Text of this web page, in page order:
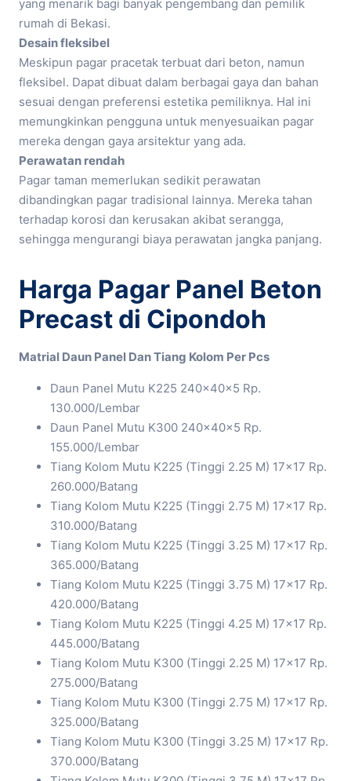
yang menarik bagi banyak pengembang dan pemilik
rumah di Bekasi.
Desain fleksibel
Meskipun pagar pracetak terbuat dari beton, namun
fleksibel. Dapat dibuat dalam berbagai gaya dan bahan
sesuai dengan preferensi estetika pemiliknya. Hal ini
memungkinkan pengguna untuk menyesuaikan pagar
mereka dengan gaya arsitektur yang ada.
Perawatan rendah
Pagar taman memerlukan sedikit perawatan
dibandingkan pagar tradisional lainnya. Mereka tahan
terhadap korosi dan kerusakan akibat serangga,
sehingga mengurangi biaya perawatan jangka panjang.
Harga Pagar Panel Beton
Precast di Cipondoh
Matrial Daun Panel Dan Tiang Kolom Per Pcs
Daun Panel Mutu K225 240x40x5 Rp.
130.000/Lembar
Daun Panel Mutu K300 240x40x5 Rp.
155.000/Lembar
Tiang Kolom Mutu K225 (Tinggi 2.25 M) 17×17 Rp.
260.000/Batang
Tiang Kolom Mutu K225 (Tinggi 2.75 M) 17×17 Rp.
310.000/Batang
Tiang Kolom Mutu K225 (Tinggi 3.25 M) 17×17 Rp.
365.000/Batang
Tiang Kolom Mutu K225 (Tinggi 3.75 M) 17×17 Rp.
420.000/Batang
Tiang Kolom Mutu K225 (Tinggi 4.25 M) 17×17 Rp.
445.000/Batang
Tiang Kolom Mutu K300 (Tinggi 2.25 M) 17×17 Rp.
275.000/Batang
Tiang Kolom Mutu K300 (Tinggi 2.75 M) 17×17 Rp.
325.000/Batang
Tiang Kolom Mutu K300 (Tinggi 3.25 M) 17×17 Rp.
370.000/Batang